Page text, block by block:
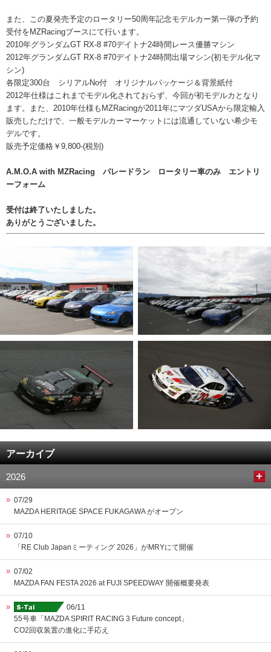
また、この夏発売予定のロータリー50周年記念モデルカー第一弾の予約
受付をMZRacingブースにて行います。
2010年グランダムGT RX-8 #70デイトナ24時間レース優勝マシン
2012年グランダムGT RX-8 #70デイトナ24時間出場マシン(初モデル化マ
シン)
各限定300台 シリアルNo付 オリジナルパッケージ＆背景紙付
2012年仕様はこれまでモデル化されておらず、今回が初モデルカとなり
ます。また、2010年仕様もMZRacingが2011年にマツダUSAから限定輸入
販売しただけで、一般モデルカーマーケットには流通していない希少モ
デルです。
販売予定価格￥9,800-(税別)
A.M.O.A with MZRacing パレードラン ロータリー車のみ エントリ
ーフォーム
受付は終了いたしました。
ありがとうございました。
アーカイブ
2026
07/29
MAZDA HERITAGE SPACE FUKAGAWA がオープン
07/10
「RE Club Japanミーティング 2026」がMRYにて開催
07/02
MAZDA FAN FESTA 2026 at FUJI SPEEDWAY 開催概要発表
06/11
55号車「MAZDA SPIRIT RACING 3 Future concept」
CO2回収装置の進化に手応え